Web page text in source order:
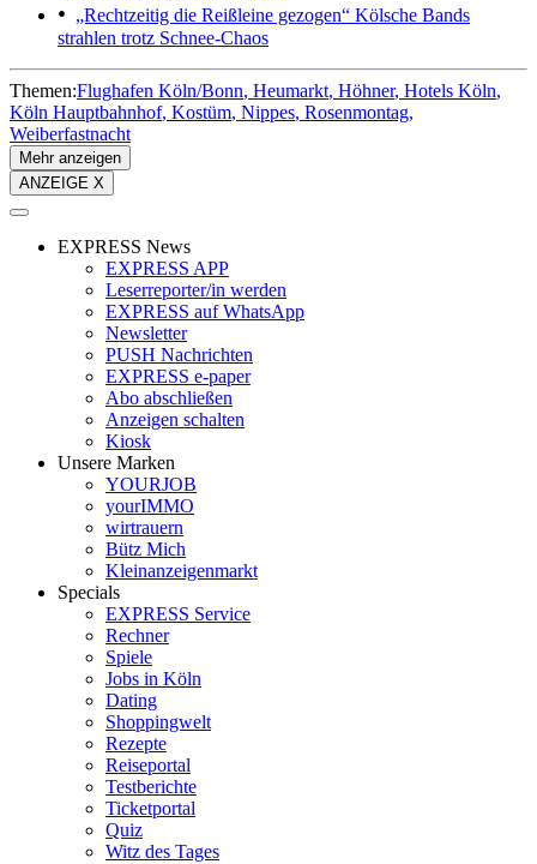
„Rechtzeitig die Reißleine gezogen“ Kölsche Bands
strahlen trotz Schnee-Chaos
Themen:Flughafen Köln/Bonn Heumarkt Höhner Hotels Köln
Köln Hauptbahnhof Kostüm Nippes Rosenmontag
Weiberfastnacht
Mehr anzeigen
ANZEIGE X
EXPRESS News
EXPRESS APP
Leserreporter/in werden
EXPRESS auf WhatsApp
Newsletter
PUSH Nachrichten
EXPRESS e-paper
Abo abschließen
Anzeigen schalten
Kiosk
Unsere Marken
YOURJOB
yourIMMO
wirtrauern
Bütz Mich
Kleinanzeigenmarkt
Specials
EXPRESS Service
Rechner
Spiele
Jobs in Köln
Dating
Shoppingwelt
Rezepte
Reiseportal
Testberichte
Ticketportal
Quiz
Witz des Tages